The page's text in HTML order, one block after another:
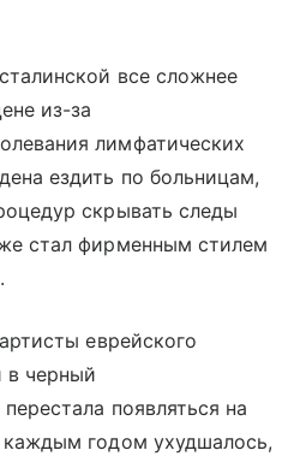
все сложнее
из-за
лимфатических
ездить по больницам,
скрывать следы
стал фирменным стилем
еврейского
в черный
появляться на
годом ухудшалось,